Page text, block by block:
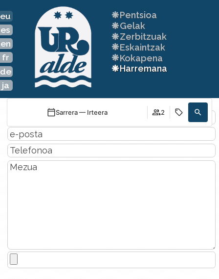
❋Pentsioa
❋Gelak
❋Zerbitzuak
❋Eskaintzak
❋Kokapena
❋Harremana
eu
es
en
fr
de
ja
Sarrera — Irteera 2